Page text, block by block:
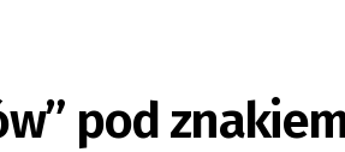
pod